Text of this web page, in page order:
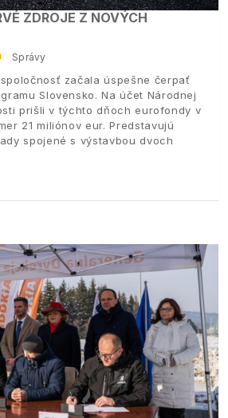
ZDROJE Z NOVÝCH
Správy
začala úspešne čerpať
Slovensko. Na účet Národnej
prišli v týchto dňoch eurofondy v
21 miliónov eur. Predstavujú
spojené s výstavbou dvoch